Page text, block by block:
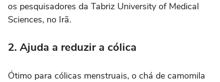
os pesquisadores da Tabriz University of Medical
Sciences, no Irã.
2. Ajuda a reduzir a cólica
Ótimo para cólicas menstruais, o chá de camomila